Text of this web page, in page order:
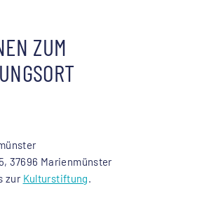
ZUM
37696 Marienmünster
zur Kulturstiftung.